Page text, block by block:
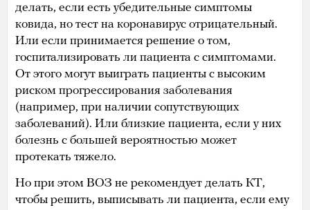
делать, если есть убедительные симптомы
ковида, но тест на коронавирус отрицательный.
Или если принимается решение о том,
госпитализировать ли пациента с симптомами.
От этого могут выиграть пациенты с высоким
риском прогрессирования заболевания
(например, при наличии сопутствующих
заболеваний). Или близкие пациента, если у них
болезнь с большей вероятностью может
протекать тяжело.
Но при этом ВОЗ не рекомендует делать КТ,
чтобы решить, выписывать ли пациента, если ему